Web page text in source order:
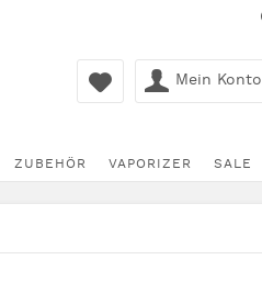
Mein Konto
ZUBEHÖR VAPORIZER SALE